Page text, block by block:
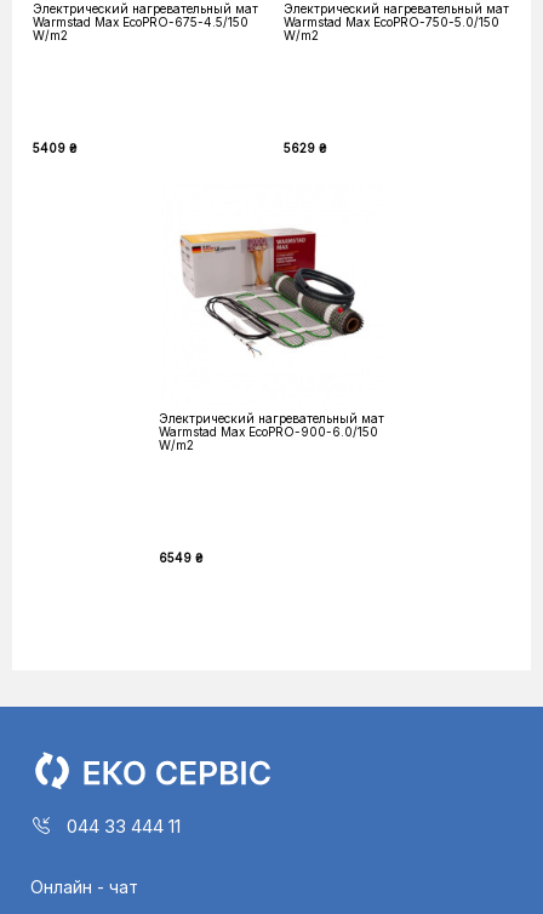
Электрический нагревательный мат
Warmstad Max EcoPRO-675-4.5/150
W/m2
5409 ₴
Электрический нагревательный мат
Warmstad Max EcoPRO-750-5.0/150
W/m2
5629 ₴
Электрический нагревательный мат
Warmstad Max EcoPRO-900-6.0/150
W/m2
6549 ₴
044 33 444 11
Онлайн - чат